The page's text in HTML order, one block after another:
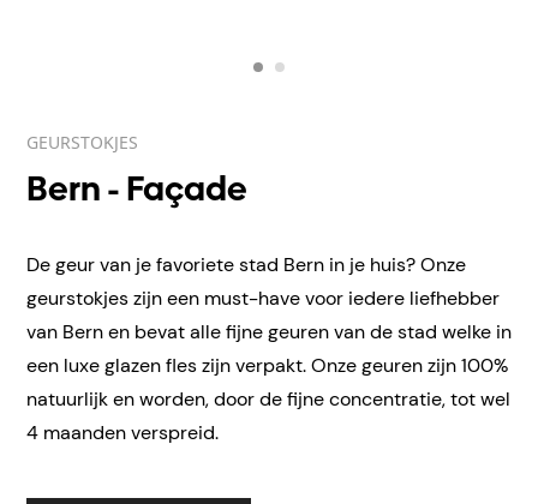
GEURSTOKJES
Bern - Façade
De geur van je favoriete stad Bern in je huis? Onze
geurstokjes zijn een must-have voor iedere liefhebber
van Bern en bevat alle fijne geuren van de stad welke in
een luxe glazen fles zijn verpakt. Onze geuren zijn 100%
natuurlijk en worden, door de fijne concentratie, tot wel
4 maanden verspreid.